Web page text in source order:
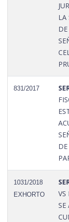
LA
831/2017
1031/2018
EXHORTO
VS
SE